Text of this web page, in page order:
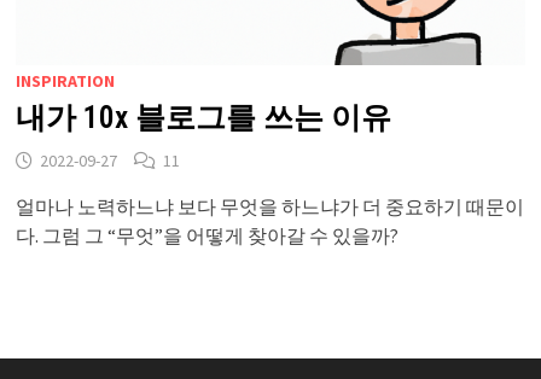
INSPIRATION
내가 10x 블로그를 쓰는 이유
2022-09-27 11
얼마나 노력하느냐 보다 무엇을 하느냐가 더 중요하기 때문이
다. 그럼 그 “무엇”을 어떻게 찾아갈 수 있을까?